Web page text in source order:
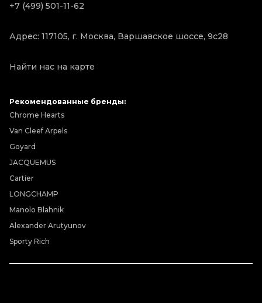
+7 (499) 501-11-62
Адрес: 117105, г. Москва, Варшавское шоссе, 9с28
Найти нас на карте
Рекомендованные бренды:
Chrome Hearts
Van Cleef Arpels
Goyard
JACQUEMUS
Cartier
LONGCHAMP
Manolo Blahnik
Alexander Arutyunov
Sporty Rich